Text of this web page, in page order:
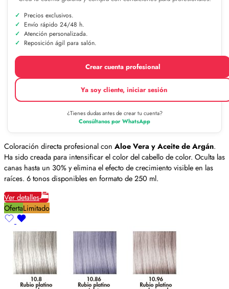
Precios exclusivos.
Envío rápido 24/48 h.
Atención personalizada.
Reposición ágil para salón.
Crear cuenta profesional
Ya soy cliente, iniciar sesión
¿Tienes dudas antes de crear tu cuenta?
Consúltanos por WhatsApp
Coloración directa profesional con Aloe Vera y Aceite de Argán.
Ha sido creada para intensificar el color del cabello de color. Oculta las
canas hasta un 30% y elimina el efecto de crecimiento visible en las
raíces. 6 tonos disponibles en formato de 250 ml.
Ver detalles
OfertaLimitado